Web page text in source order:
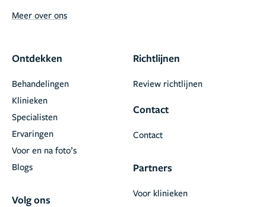
Meer over ons
Ontdekken
Behandelingen
Klinieken
Specialisten
Ervaringen
Voor en na foto’s
Blogs
Volg ons
Richtlijnen
Review richtlijnen
Contact
Contact
Partners
Voor klinieken